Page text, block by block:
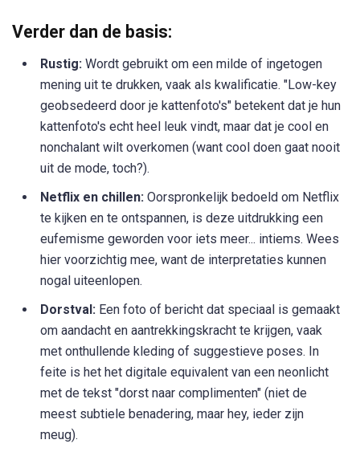
Verder dan de basis:
Rustig: Wordt gebruikt om een milde of ingetogen
mening uit te drukken, vaak als kwalificatie. "Low-key
geobsedeerd door je kattenfoto's" betekent dat je hun
kattenfoto's echt heel leuk vindt, maar dat je cool en
nonchalant wilt overkomen (want cool doen gaat nooit
uit de mode, toch?).
Netflix en chillen: Oorspronkelijk bedoeld om Netflix
te kijken en te ontspannen, is deze uitdrukking een
eufemisme geworden voor iets meer... intiems. Wees
hier voorzichtig mee, want de interpretaties kunnen
nogal uiteenlopen.
Dorstval: Een foto of bericht dat speciaal is gemaakt
om aandacht en aantrekkingskracht te krijgen, vaak
met onthullende kleding of suggestieve poses. In
feite is het het digitale equivalent van een neonlicht
met de tekst "dorst naar complimenten" (niet de
meest subtiele benadering, maar hey, ieder zijn
meug).